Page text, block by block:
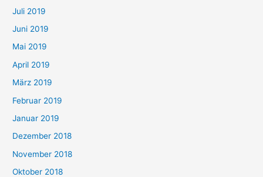
Juli 2019
Juni 2019
Mai 2019
April 2019
März 2019
Februar 2019
Januar 2019
Dezember 2018
November 2018
Oktober 2018